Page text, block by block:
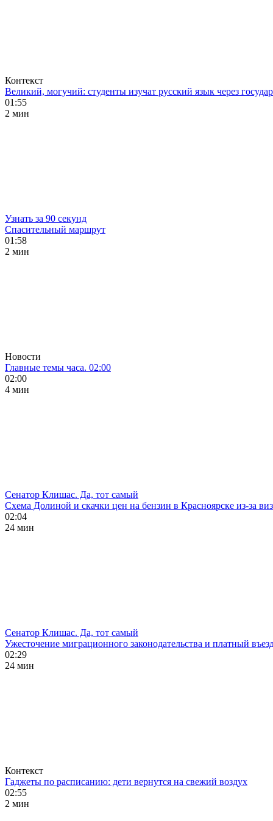
Контекст
Великий, могучий: студенты изучат русский язык через
01:55
2 мин
Узнать за 90 секунд
Спасительный маршрут
01:58
2 мин
Новости
Главные темы часа. 02:00
02:00
4 мин
Сенатор Клишас. Да, тот самый
Схема Долиной и скачки цен на бензин в Красноярске из-за
02:04
24 мин
Сенатор Клишас. Да, тот самый
Ужесточение миграционного законодательства и платный
02:29
24 мин
Контекст
Гаджеты по расписанию: дети вернутся на свежий воздух
02:55
2 мин